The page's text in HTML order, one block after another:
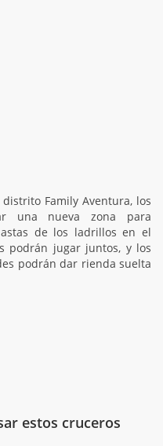
Family Aventura, los
una nueva zona para
de los ladrillos en el
podrán jugar juntos, y los
podrán dar rienda suelta
estos cruceros